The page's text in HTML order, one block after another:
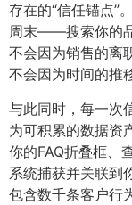
存在的“信任锚点
周末——搜索你的
不会因为销售的离
不会因为时间的推
与此同时，每一次
为可积累的数据资
你的FAQ折叠框
系统捕获并关联到
包含数千条客户行